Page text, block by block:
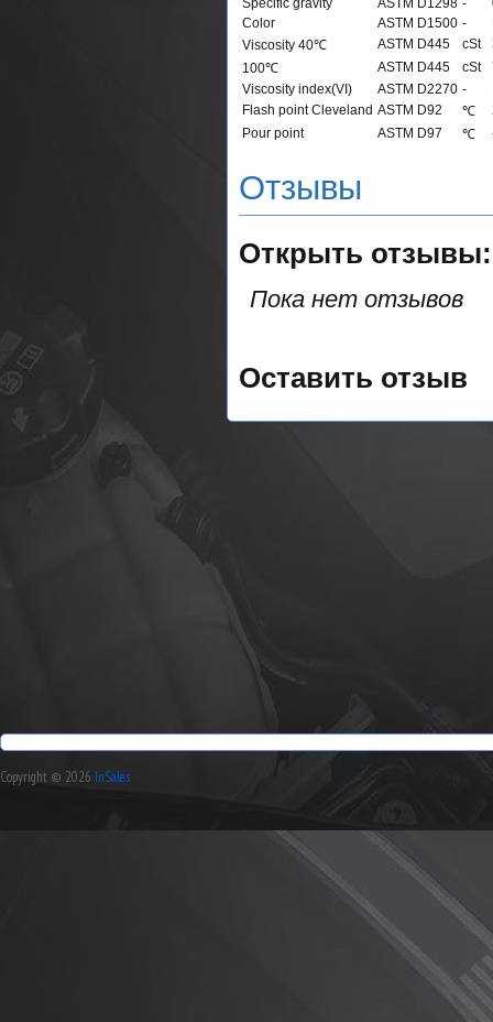
Specific gravity ASTM D1298 -
Color
ASTM D1500 -
Viscosity 40℃
ASTM D445 cSt
100℃
ASTM D445 cSt
Viscosity index(VI)
ASTM D2270 -
Flash point Cleveland ASTM D92 ℃
Pour point
ASTM D97 ℃
Отзывы
Открыть
Пока нет отзывов
Оставить отзыв
Copyright © 2026 InSales